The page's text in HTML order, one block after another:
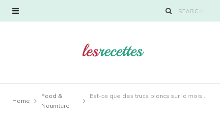
Home
Food &
Nourriture
Est-ce que des trucs blancs sur la moisissure d’ananas?